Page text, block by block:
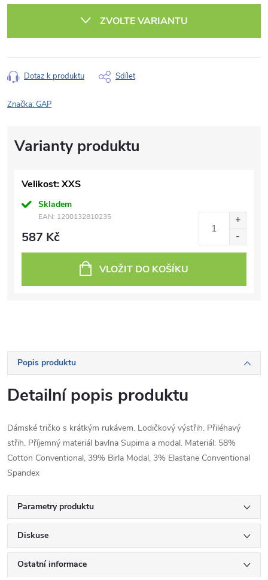
ZVOLTE VARIANTU
Dotaz k produktu Sdílet
Značka:GAP
Velikost: XXS
Skladem
EAN: 1200132810235
587 Kč
VLOŽIT DO KOŠÍKU
Popis produktu
Detailní popis produktu
Dámské tričko s krátkým rukávem. Lodičkový výstřih. Přiléhavý
střih. Příjemný materiál bavlna Supima a modal. Materiál: 58%
Cotton Conventional, 39% Birla Modal, 3% Elastane Conventional
Spandex
Parametry produktu
Diskuse
Ostatní informace